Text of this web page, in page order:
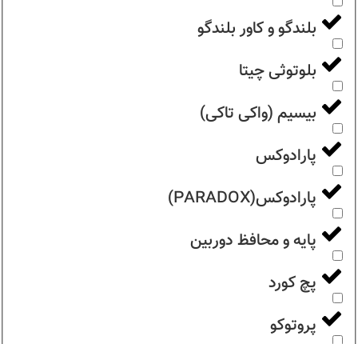
بلندگو و کاور بلندگو
بلوتوثی چیتا
بیسیم (واکی تاکی)
پارادوکس
پارادوکس(PARADOX)
پایه و محافظ دوربین
پچ کورد
پروتوکو